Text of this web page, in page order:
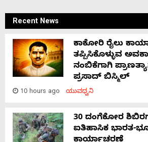
Recent News
ಕಾಕೋರಿ ರೈಲು
ತಪ್ಪಿಸಿಕೊಳ್ಳುವ
ನಂಬಿಕೆಗಾಗಿ
ಪ್ರಸಾದ್ ಬಿಸ್ಮಿಲ್
10 hours ago ಯುವಧ್ವನಿ
30 ದಂಗೆಕೋರ
ಐತಿಹಾಸಿಕ ಭಾರತ-